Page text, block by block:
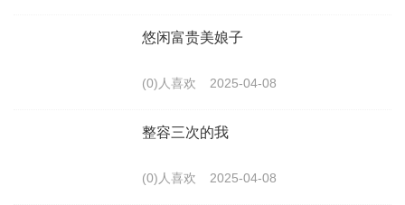
悠闲富贵美娘子
(0)人喜欢 2025-04-08
整容三次的我
(0)人喜欢 2025-04-08